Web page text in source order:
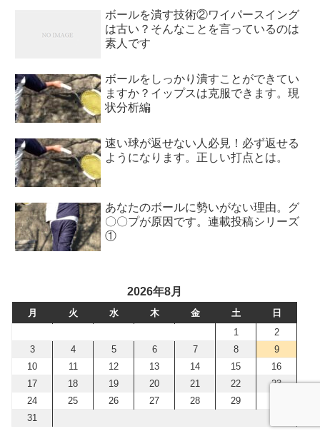
ボールを潰す技術②ワイパースイング
は古い？そんなことを言っているのは
素人です
ボールをしっかり潰すことができてい
ますか？イップスは克服できます。現
状分析編
速い球が返せない人必見！必ず返せる
ようになります。正しい打点とは。
あなたのボールに勢いがない理由。グ
〇〇プが原因です。連載投稿シリーズ
①
2026年8月
月 火 水 木 金 土
日
1
2
3
4 5 6 7 8
9
10
11 12 13 14 15
16
17
18 19 20 21 22
23
24
25 26 27 28 29
31